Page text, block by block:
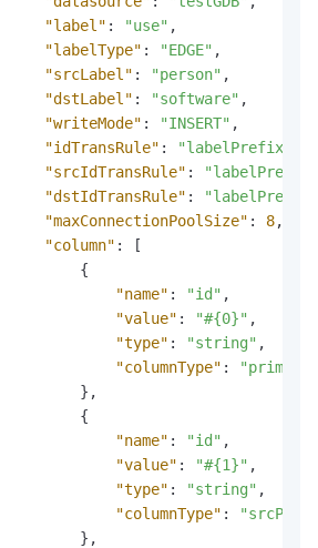
"label" : "use" ,
"labelType" : "EDGE" ,
"srcLabel" : "person" ,
"dstLabel" : "software" ,
"writeMode" : "INSERT" ,
"idTransRule" : "labelPrefix"
"srcIdTransRule" :
"labelPrefix"
"dstIdTransRule" :
"labelPrefix"
"maxConnectionPoolSize" : 8,
"column" :
[
{
"name" : "id" ,
"value" : "#{0}" ,
"type" : "string" ,
"columnType" :
} ,
{
"name" : "id" ,
"value" : "#{1}" ,
"type" : "string" ,
"columnType" :
} ,